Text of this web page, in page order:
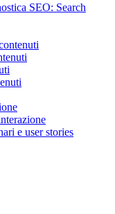
SEO: Search
e user stories